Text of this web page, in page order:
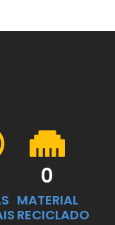
0
MATERIAL
RECICLADO